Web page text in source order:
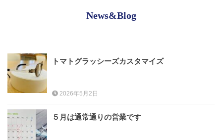
News&Blog
トマトグラッシーズカスタマイズ
2026年5月2日
５月は通常通りの営業です